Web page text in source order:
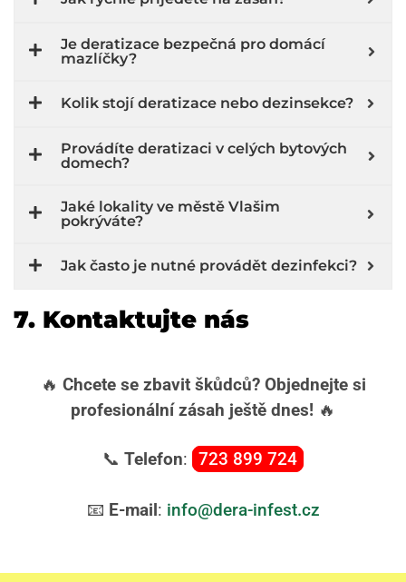
Je deratizace bezpečná pro domácí
mazlíčky?
Kolik stojí deratizace nebo dezinsekce?
Provádíte deratizaci v celých bytových
domech?
Jaké lokality ve městě Vlašim
pokrýváte?
Jak často je nutné provádět dezinfekci?
7. Kontaktujte nás
🔥 Chcete se zbavit škůdců? Objednejte si
profesionální zásah ještě dnes! 🔥
📞 Telefon: 723 899 724
📧 E-mail: info@dera-infest.cz